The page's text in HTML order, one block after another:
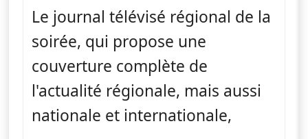
Le journal télévisé régional de la
soirée, qui propose une
couverture complète de
l'actualité régionale, mais aussi
nationale et internationale,